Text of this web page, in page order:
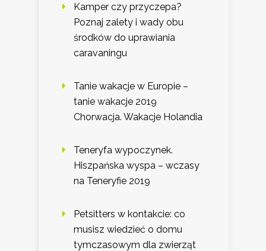
Kamper czy przyczepa?
Poznaj zalety i wady obu
środków do uprawiania
caravaningu
Tanie wakacje w Europie –
tanie wakacje 2019
Chorwacja. Wakacje Holandia
Teneryfa wypoczynek.
Hiszpańska wyspa – wczasy
na Teneryfie 2019
Petsitters w kontakcie: co
musisz wiedzieć o domu
tymczasowym dla zwierząt